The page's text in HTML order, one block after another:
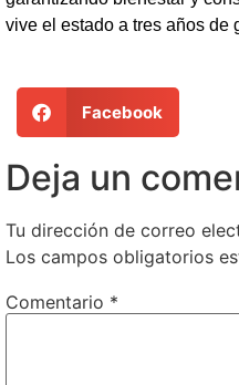
vive el estado a tres años de
Facebook
Deja un
Tu dirección de correo
Los campos obligatorios
Comentario *